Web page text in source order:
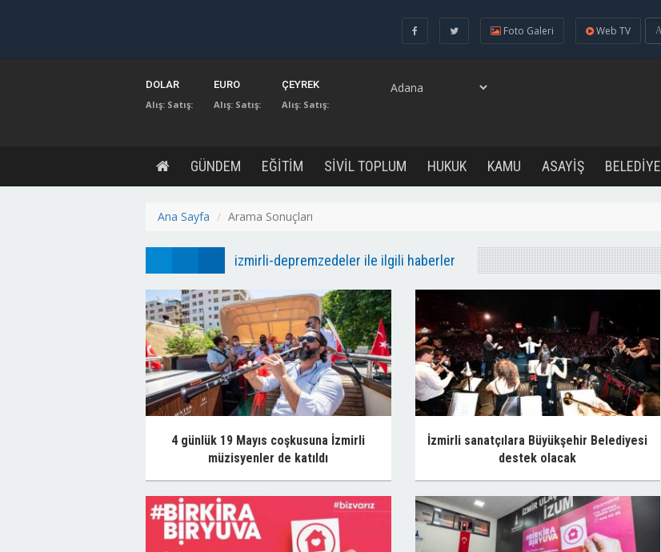
Foto Galeri Web TV
DOLAR
Alış: Satış:
EURO
Alış: Satış:
ÇEYREK
Alış: Satış:
GÜNDEM EĞİTİM SİVİL TOPLUM HUKUK KAMU ASAYİŞ BELEDİYE
Ana Sayfa Arama Sonuçları
izmirli-depremzedeler ile ilgili haberler
4 günlük 19 Mayıs coşkusuna İzmirli
müzisyenler de katıldı
İzmirli sanatçılara Büyükşehir Belediyesi
destek olacak